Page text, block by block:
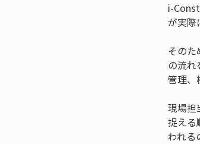
i-
が実際
その
の流れ
管理、
現場担
捉える
われる